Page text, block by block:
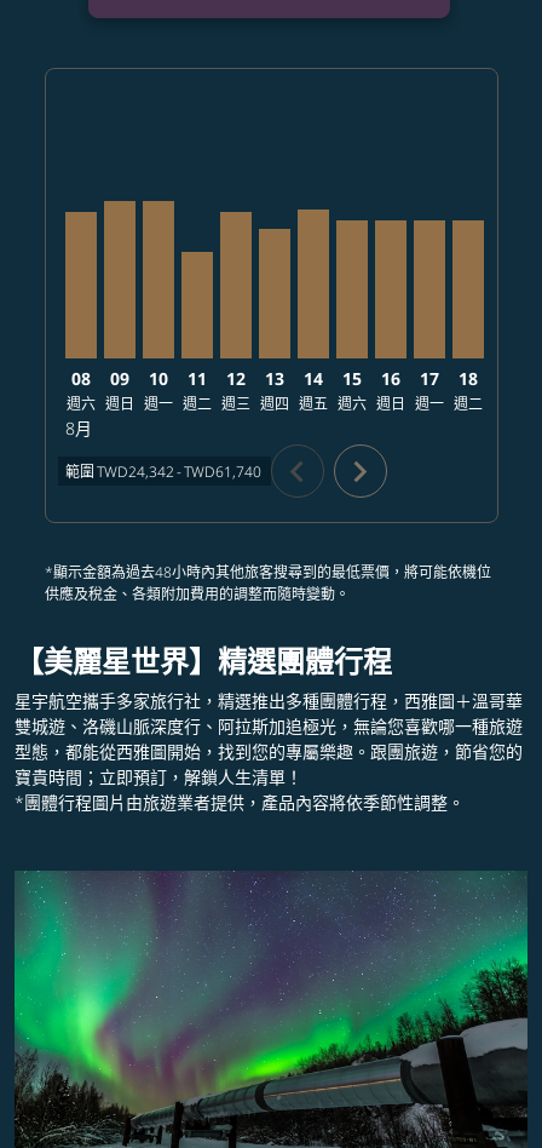
TPE–SEA, 2026/08/08 – 2026/08/25: 從 TWD57,479
08
週六
8月
TPE–SEA, 2026/08/09 – 2026/08/10: 從
09
週日
TPE–SEA, 2026/08/10 – 2026/08/20: 從
10
週一
TPE–SEA, 2026/08/11 – 2026/08/22: 從
11
週二
TPE–SEA, 2026/08/12 – 2026/08/19:
12
週三
TPE–SEA, 2026/08/13 – 2026/
13
週四
TPE–SEA, 2026/08/14 –
14
週五
TPE–SEA, 2026/08/15
15
週六
TPE–SEA, 2026/
16
週日
TPE–SEA,
17
週一
18
週二
範圍TWD24,342-TWD61,740 chevron_left chevron_right
*顯示金額為過去48小時內其他旅客搜尋到的最低票價，將可能依機位
供應及稅金、各類附加費用的調整而隨時變動。
【美麗星世界】精選團體行程
星宇航空攜手多家旅行社，精選推出多種團體行程，西雅圖＋溫哥華
雙城遊、洛磯山脈深度行、阿拉斯加追極光，無論您喜歡哪一種旅遊
型態，都能從西雅圖開始，找到您的專屬樂趣。跟團旅遊，節省您的
寶貴時間；立即預訂，解鎖人生清單！
*團體行程圖片由旅遊業者提供，產品內容將依季節性調整。